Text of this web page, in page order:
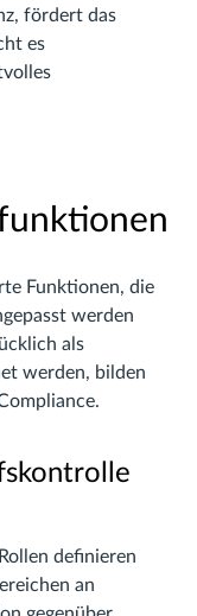
fördert das
es
Funktionen, die
werden
als
werden, bilden
definieren
an